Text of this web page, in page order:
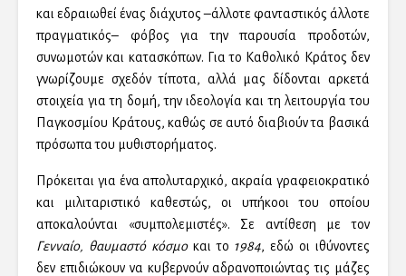
και εδραιωθεί ένας διάχυτος –άλλοτε φανταστικός άλλοτε
πραγματικός– φόβος για την παρουσία προδοτών,
συνωμοτών και κατασκόπων. Για το Καθολικό Κράτος δεν
γνωρίζουμε σχεδόν τίποτα, αλλά μας δίδονται αρκετά
στοιχεία για τη δομή, την ιδεολογία και τη λειτουργία του
Παγκοσμίου Κράτους, καθώς σε αυτό διαβιούν τα βασικά
πρόσωπα του μυθιστορήματος.
Πρόκειται για ένα απολυταρχικό, ακραία γραφειοκρατικό
και μιλιταριστικό καθεστώς, οι υπήκοοι του οποίου
αποκαλούνται «συμπολεμιστές». Σε αντίθεση με τον
Γενναίο, θαυμαστό κόσμοκαι το 1984, εδώ οι ιθύνοντες
δεν επιδιώκουν να κυβερνούν αδρανοποιώντας τις μάζες